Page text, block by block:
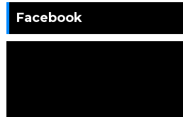
Facebook